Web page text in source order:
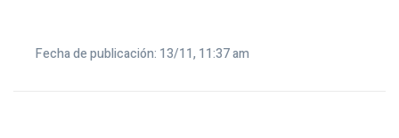
Fecha de publicación: 13/11, 11:37 am